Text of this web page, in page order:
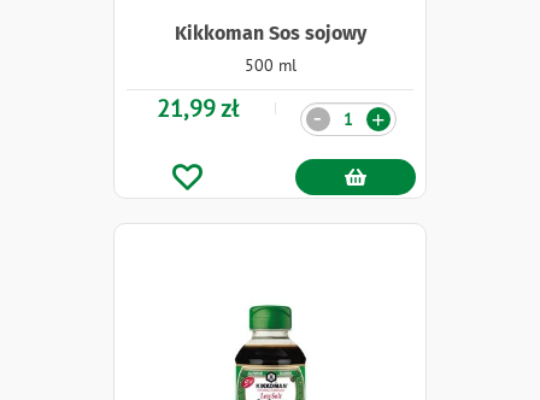
Kikkoman Sos sojowy
500 ml
21,99 zł Ilość +
-